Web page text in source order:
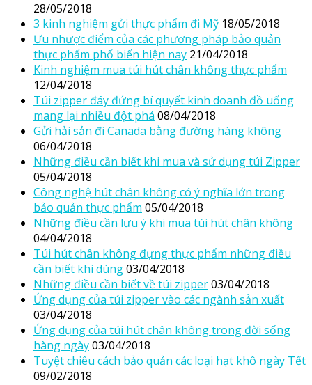
28/05/2018
3 kinh nghiệm gửi thực phẩm đi Mỹ 18/05/2018
Ưu nhược điểm của các phương pháp bảo quản
thực phẩm phổ biến hiện nay 21/04/2018
Kinh nghiệm mua túi hút chân không thực phẩm
12/04/2018
Túi zipper đáy đứng bí quyết kinh doanh đồ uống
mang lại nhiều đột phá 08/04/2018
Gửi hải sản đi Canada bằng đường hàng không
06/04/2018
Những điều cần biết khi mua và sử dụng túi Zipper
05/04/2018
Công nghệ hút chân không có ý nghĩa lớn trong
bảo quản thực phẩm 05/04/2018
Những điều cần lưu ý khi mua túi hút chân không
04/04/2018
Túi hút chân không đựng thực phẩm những điều
cần biết khi dùng03/04/2018
Những điều cần biết về túi zipper03/04/2018
Ứng dụng của túi zipper vào các ngành sản xuất
03/04/2018
Ứng dụng của túi hút chân không trong đời sống
hàng ngày03/04/2018
Tuyệt chiêu cách bảo quản các loại hạt khô ngày Tết
09/02/2018